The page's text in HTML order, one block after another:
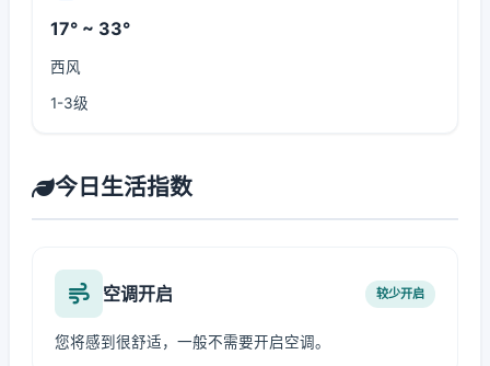
17° ~ 33°
西风
1-3级
今日生活指数
空调开启 较少开启
您将感到很舒适，一般不需要开启空调。